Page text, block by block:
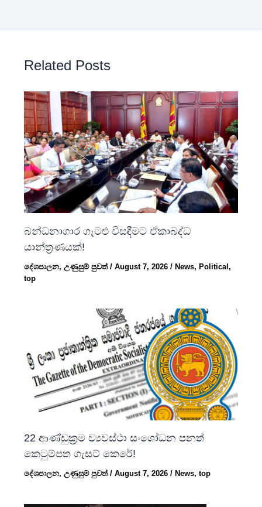
Related Posts
බන්ධනාගාර ගැටළු විසඳීමට ඒකාබද්ධ
යාන්ත්‍රණයක්!
දේශපාලන,උණුසුම් පුවත්/August 7, 2026/News,Political,
top
22 ආණ්ඩුක්‍රම ව්‍යවස්ථා සංශෝධන පනත්
කෙටුම්පත ගැසට් කෙරේ!
දේශපාලන,උණුසුම් පුවත්/August 7, 2026/ News,top